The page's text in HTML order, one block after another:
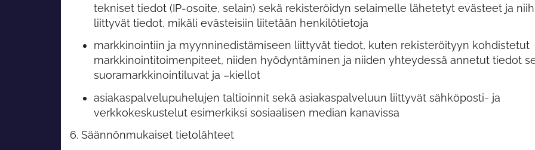
tekniset tiedot (IP-osoite, selain) sekä rekisteröidyn selaimelle lähetetyt evästeet ja
liittyvät tiedot, mikäli evästeisiin liitetään henkilötietoja
markkinointiin ja myynninedistämiseen liittyvät tiedot, kuten rekisteröityyn kohdistetut
markkinointitoimenpiteet, niiden hyödyntäminen ja niiden yhteydessä annetut tiedot
suoramarkkinointiluvat ja –kiellot
asiakaspalvelupuhelujen taltioinnit sekä asiakaspalveluun liittyvät sähköposti- ja
verkkokeskustelut esimerkiksi sosiaalisen median kanavissa
6. Säännönmukaiset tietolähteet